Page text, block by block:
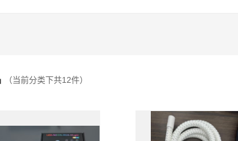
（当前分类下共12件）